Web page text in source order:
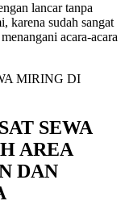
lancar tanpa
karena sudah sangat
acara-acara
SEWA
AREA
DAN